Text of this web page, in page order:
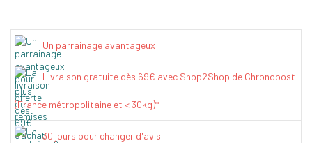
Un parrainage avantageux
Livraison gratuite dès 69€ avec Shop2Shop de Chronopost
(France métropolitaine et < 30kg)*
30 jours pour changer d'avis